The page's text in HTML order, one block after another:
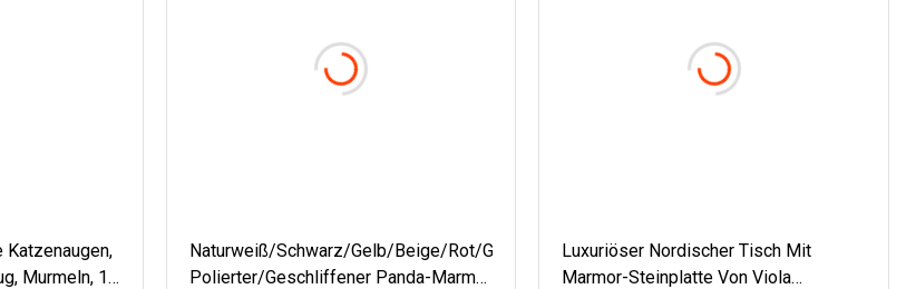
Katzenaugen,
Murmeln, 14
Naturweiß/Schwarz/Gelb/Beige/Rot/Grün/Braun/Blau/Rosa/Grau/Gold,
Polierter/geschliffener Panda-Marmor
Luxuriöser Nordischer Tisch Mit
Marmor-Steinplatte Von Viola